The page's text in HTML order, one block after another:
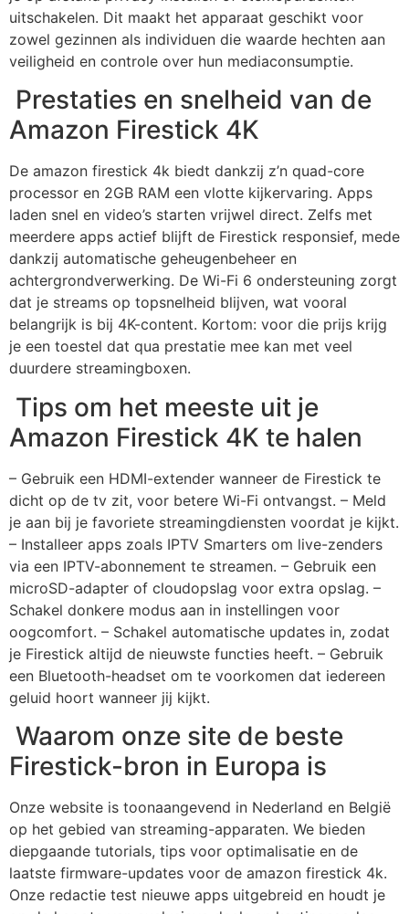
uitschakelen. Dit maakt het apparaat geschikt voor
zowel gezinnen als individuen die waarde hechten aan
veiligheid en controle over hun mediaconsumptie.
Prestaties en snelheid van de
Amazon Firestick 4K
De amazon firestick 4k biedt dankzij z’n quad-core
processor en 2GB RAM een vlotte kijkervaring. Apps
laden snel en video’s starten vrijwel direct. Zelfs met
meerdere apps actief blijft de Firestick responsief, mede
dankzij automatische geheugenbeheer en
achtergrondverwerking. De Wi-Fi 6 ondersteuning zorgt
dat je streams op topsnelheid blijven, wat vooral
belangrijk is bij 4K-content. Kortom: voor die prijs krijg
je een toestel dat qua prestatie mee kan met veel
duurdere streamingboxen.
Tips om het meeste uit je
Amazon Firestick 4K te halen
– Gebruik een HDMI-extender wanneer de Firestick te
dicht op de tv zit, voor betere Wi-Fi ontvangst. – Meld
je aan bij je favoriete streamingdiensten voordat je kijkt.
– Installeer apps zoals IPTV Smarters om live-zenders
via een IPTV-abonnement te streamen. – Gebruik een
microSD-adapter of cloudopslag voor extra opslag. –
Schakel donkere modus aan in instellingen voor
oogcomfort. – Schakel automatische updates in, zodat
je Firestick altijd de nieuwste functies heeft. – Gebruik
een Bluetooth-headset om te voorkomen dat iedereen
geluid hoort wanneer jij kijkt.
Waarom onze site de beste
Firestick-bron in Europa is
Onze website is toonaangevend in Nederland en België
op het gebied van streaming-apparaten. We bieden
diepgaande tutorials, tips voor optimalisatie en de
laatste firmware-updates voor de amazon firestick 4k.
Onze redactie test nieuwe apps uitgebreid en houdt je